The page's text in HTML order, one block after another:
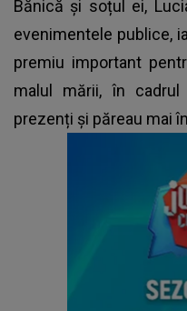
Bănică și soțul ei,
evenimentele publice,
premiu important
malul mării, în
prezenți și păreau mai